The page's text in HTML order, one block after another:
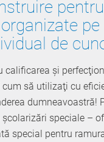
pentru
de
calificarea şi
să utilizaţi cu
dumneavoastră!
speciale –
special pentru